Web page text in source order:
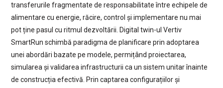
transferurile fragmentate de responsabilitate între echipele de
alimentare cu energie, răcire, control și implementare nu mai
pot ține pasul cu ritmul dezvoltării. Digital twin-ul Vertiv
SmartRun schimbă paradigma de planificare prin adoptarea
unei abordări bazate pe modele, permițând proiectarea,
simularea și validarea infrastructurii ca un sistem unitar înainte
de construcția efectivă. Prin captarea configurațiilor și